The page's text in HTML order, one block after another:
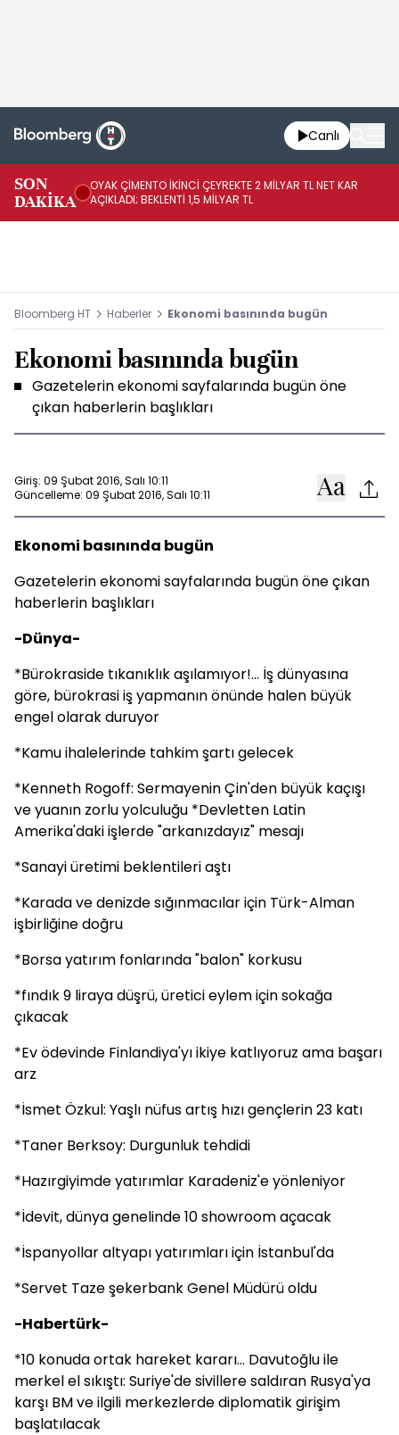
Canlı
SON
DAKİKA
OYAK ÇİMENTO İKİNCİ ÇEYREKTE 2 MİLYAR TL NET KAR
AÇIKLADI; BEKLENTİ 1,5 MİLYAR TL
Bloomberg HT Haberler Ekonomi basınında bugün
Ekonomi basınında bugün
Gazetelerin ekonomi sayfalarında bugün öne
çıkan haberlerin başlıkları
Giriş: 09 Şubat 2016, Salı 10:11
Güncelleme: 09 Şubat 2016, Salı 10:11
Ekonomi basınında bugün
Gazetelerin ekonomi sayfalarında bugün öne çıkan
haberlerin başlıkları
-Dünya-
*Bürokraside tıkanıklık aşılamıyor!... İş dünyasına
göre, bürokrasi iş yapmanın önünde halen büyük
engel olarak duruyor
*Kamu ihalelerinde tahkim şartı gelecek
*Kenneth Rogoff: Sermayenin Çin'den büyük kaçışı
ve yuanın zorlu yolculuğu *Devletten Latin
Amerika'daki işlerde "arkanızdayız" mesajı
*Sanayi üretimi beklentileri aştı
*Karada ve denizde sığınmacılar için Türk-Alman
işbirliğine doğru
*Borsa yatırım fonlarında "balon" korkusu
*fındık 9 liraya düşrü, üretici eylem için sokağa
çıkacak
*Ev ödevinde Finlandiya'yı ikiye katlıyoruz ama başarı
arz
*İsmet Özkul: Yaşlı nüfus artış hızı gençlerin 23 katı
*Taner Berksoy: Durgunluk tehdidi
*Hazırgiyimde yatırımlar Karadeniz'e yönleniyor
*İdevit, dünya genelinde 10 showroom açacak
*İspanyollar altyapı yatırımları için İstanbul'da
*Servet Taze şekerbank Genel Müdürü oldu
-Habertürk-
*10 konuda ortak hareket kararı... Davutoğlu ile
merkel el sıkıştı: Suriye'de sivillere saldıran Rusya'ya
karşı BM ve ilgili merkezlerde diplomatik girişim
başlatılacak